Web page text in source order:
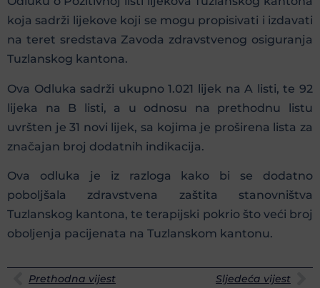
koja sadrži lijekove koji se mogu propisivati i izdavati
na teret sredstava Zavoda zdravstvenog osiguranja
Tuzlanskog kantona.
Ova Odluka sadrži ukupno 1.021 lijek na A listi, te 92
lijeka na B listi, a u odnosu na prethodnu listu
uvršten je 31 novi lijek, sa kojima je proširena lista za
značajan broj dodatnih indikacija.
Ova odluka je iz razloga kako bi se dodatno
poboljšala zdravstvena zaštita stanovništva
Tuzlanskog kantona, te terapijski pokrio što veći broj
oboljenja pacijenata na Tuzlanskom kantonu.
Prethodna vijest Sljedeća vijest